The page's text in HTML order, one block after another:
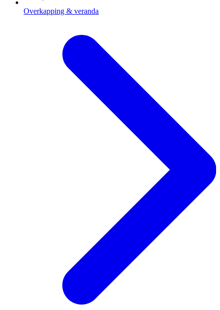
Overkapping & veranda